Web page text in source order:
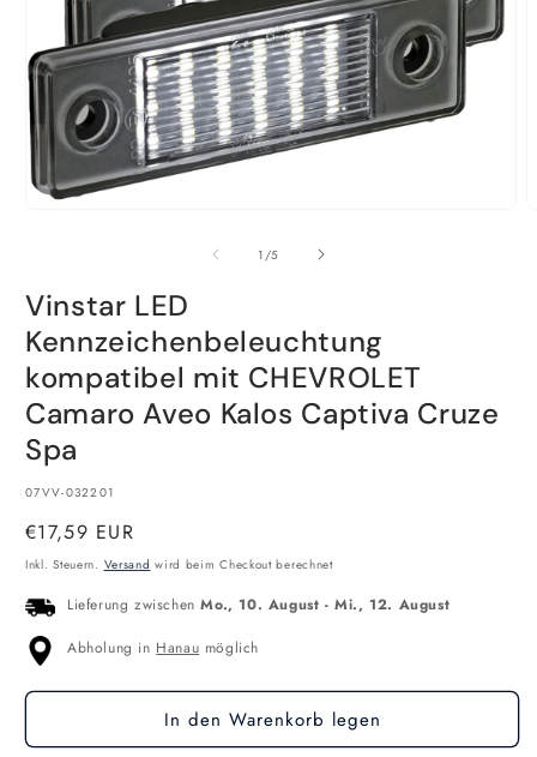
1 /von
5
Vinstar LED
Kennzeichenbeleuchtung
kompatibel mit CHEVROLET
Camaro Aveo Kalos Captiva Cruze
Spa
SKU:
07VV-032201
Normaler
Preis
€17,59 EUR
Inkl. Steuern. Versand wird beim Checkout berechnet
Lieferung zwischenMo., 10. August -Mi., 12. August
Abholung in Hanau möglich
In den Warenkorb legen